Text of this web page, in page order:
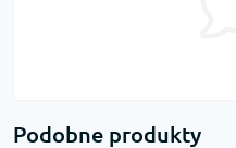
Podobne produkty